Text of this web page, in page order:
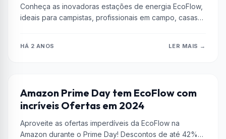
Conheça as inovadoras estações de energia EcoFlow,
ideais para campistas, profissionais em campo, casas
HÁ 2 ANOS LER MAIS →
AMAZON PRIME
Amazon Prime Day tem EcoFlow com
incríveis Ofertas em 2024
Aproveite as ofertas imperdíveis da EcoFlow na
Amazon durante o Prime Day! Descontos de até 42%